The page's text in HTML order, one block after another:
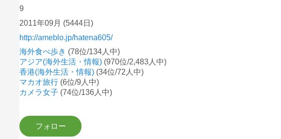
9
2011年09月 (5444日)
http://ameblo.jp/hatena605/
海外食べ歩き (78位/134人中)
アジア(海外生活・情報) (970位/2,483人中)
香港(海外生活・情報) (34位/72人中)
マカオ旅行 (6位/9人中)
カメラ女子 (74位/136人中)